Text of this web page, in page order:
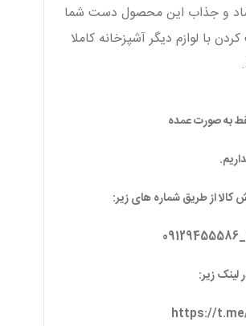
و جذاب این محصول دست شما
با لوازم دیگر آشپزخانه کاملا
به صورت عمده
از طریق شماره های زیر:
لینک زیر:
https://